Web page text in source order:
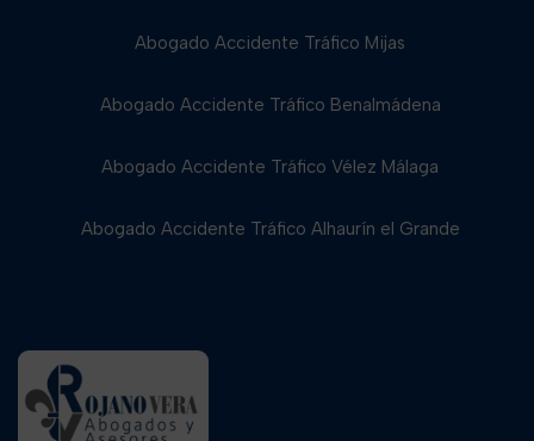
Abogado Accidente Tráfico Mijas
Abogado Accidente Tráfico Benalmádena
Abogado Accidente Tráfico Vélez Málaga
Abogado Accidente Tráfico Alhaurín el Grande